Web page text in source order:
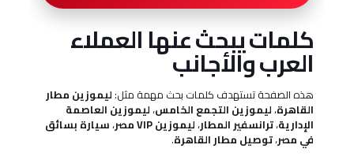
كلمات يبحث عنها العملاء
العرب والأجانب
هذه الصفحة تستهدف كلمات بحث مهمة مثل:ليموزين مطار
القاهرة،ليموزين التجمع الخامس،ليموزين العاصمة
الإدارية،ترانسفير المطار،ليموزين VIP مصر ،سيارة بسائق
في مصر،توصيل مطار القاهرة.